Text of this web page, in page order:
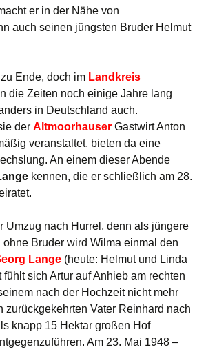
er in der Nähe von
auch seinen jüngsten Bruder Helmut
Ende, doch im Landkreis
die Zeiten noch einige Jahre lang
in Deutschland auch.
der Altmoorhauser Gastwirt Anton
veranstaltet, bieten da eine
An einem dieser Abende
kennen, die er schließlich am 28.
Umzug nach Hurrel, denn als jüngere
Bruder wird Wilma einmal den
Lange (heute: Helmut und Linda
fühlt sich Artur auf Anhieb am rechten
nach der Hochzeit nicht mehr
zurückgekehrten Vater Reinhard nach
knapp 15 Hektar großen Hof
Am 23. Mai 1948 –